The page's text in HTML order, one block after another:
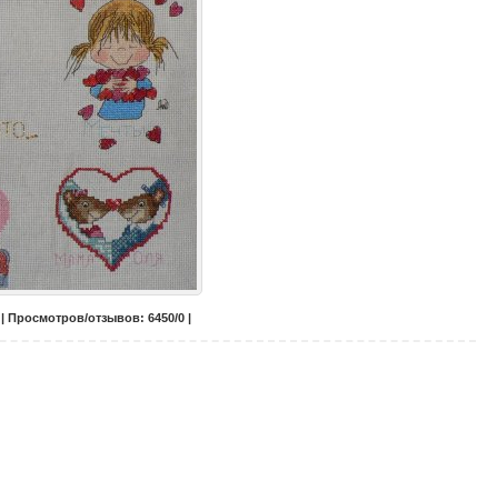
| Просмотров/отзывов: 6450/0 |